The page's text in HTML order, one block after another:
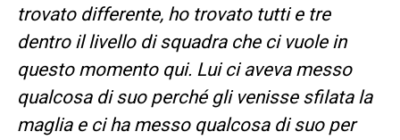
trovato differente, ho trovato tutti e tre
dentro il livello di squadra che ci vuole in
questo momento qui. Lui ci aveva messo
qualcosa di suo perché gli venisse sfilata la
maglia e ci ha messo qualcosa di suo per